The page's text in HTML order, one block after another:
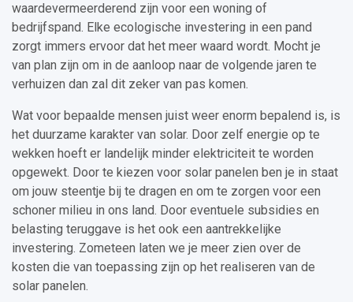
waardevermeerderend zijn voor een woning of
bedrijfspand. Elke ecologische investering in een pand
zorgt immers ervoor dat het meer waard wordt. Mocht je
van plan zijn om in de aanloop naar de volgende jaren te
verhuizen dan zal dit zeker van pas komen.
Wat voor bepaalde mensen juist weer enorm bepalend is, is
het duurzame karakter van solar. Door zelf energie op te
wekken hoeft er landelijk minder elektriciteit te worden
opgewekt. Door te kiezen voor solar panelen ben je in staat
om jouw steentje bij te dragen en om te zorgen voor een
schoner milieu in ons land. Door eventuele subsidies en
belasting teruggave is het ook een aantrekkelijke
investering. Zometeen laten we je meer zien over de
kosten die van toepassing zijn op het realiseren van de
solar panelen.